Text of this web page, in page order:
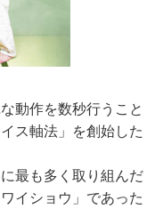
動作を数秒行うこと
ス軸法」を創始した
最も多く取り組んだ
イショウ」であった